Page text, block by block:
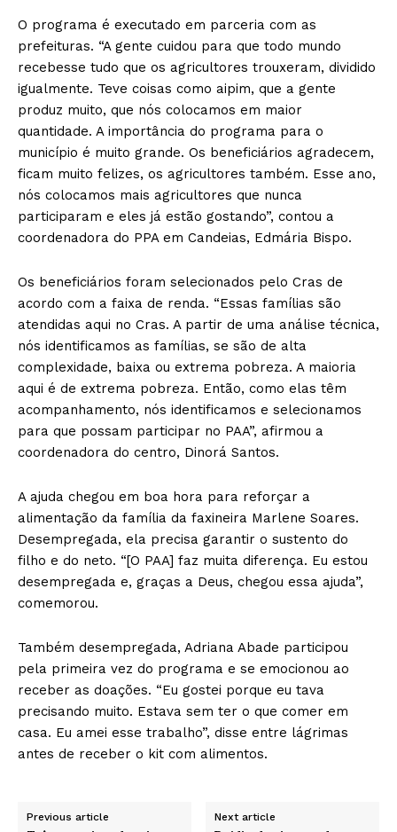
O programa é executado em parceria com as
prefeituras. “A gente cuidou para que todo mundo
recebesse tudo que os agricultores trouxeram, dividido
igualmente. Teve coisas como aipim, que a gente
produz muito, que nós colocamos em maior
quantidade. A importância do programa para o
município é muito grande. Os beneficiários agradecem,
ficam muito felizes, os agricultores também. Esse ano,
nós colocamos mais agricultores que nunca
participaram e eles já estão gostando”, contou a
coordenadora do PPA em Candeias, Edmária Bispo.
Os beneficiários foram selecionados pelo Cras de
acordo com a faixa de renda. “Essas famílias são
atendidas aqui no Cras. A partir de uma análise técnica,
nós identificamos as famílias, se são de alta
complexidade, baixa ou extrema pobreza. A maioria
aqui é de extrema pobreza. Então, como elas têm
acompanhamento, nós identificamos e selecionamos
para que possam participar no PAA”, afirmou a
coordenadora do centro, Dinorá Santos.
A ajuda chegou em boa hora para reforçar a
alimentação da família da faxineira Marlene Soares.
Desempregada, ela precisa garantir o sustento do
filho e do neto. “[O PAA] faz muita diferença. Eu estou
desempregada e, graças a Deus, chegou essa ajuda”,
comemorou.
Também desempregada, Adriana Abade participou
pela primeira vez do programa e se emocionou ao
receber as doações. “Eu gostei porque eu tava
precisando muito. Estava sem ter o que comer em
casa. Eu amei esse trabalho”, disse entre lágrimas
antes de receber o kit com alimentos.
Previous article Next article